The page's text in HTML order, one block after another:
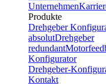
Unternehmen
Produkte
Drehgeber
absolutDrehgeber
redundant
Konfigurator
Drehgeber-
Kontakt